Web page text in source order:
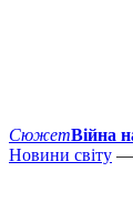
СюжетВійна
Новини світу —